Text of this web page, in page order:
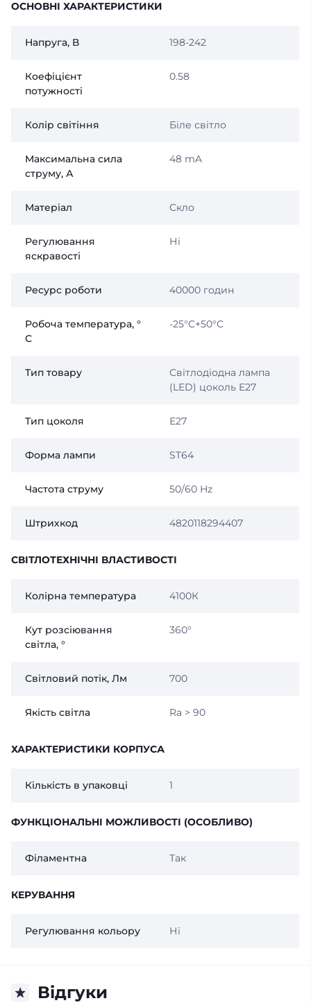
ОСНОВНІ ХАРАКТЕРИСТИКИ
Напруга, В 198-242
Коефіцієнт
потужності
0.58
Колір світіння Біле світло
Максимальна сила
струму, А
48 mA
Матеріал Скло
Регулювання
яскравості
Ні
Ресурс роботи 40000 годин
Робоча температура, °
С
-25°C+50°С
Тип товару
Світлодіодна лампа
(LED) цоколь E27
Тип цоколя Е27
Форма лампи ST64
Частота струму 50/60 Hz
Штрихкод 4820118294407
СВІТЛОТЕХНІЧНІ ВЛАСТИВОСТІ
Колірна температура 4100К
Кут розсіювання
світла, °
360°
Світловий потік, Лм 700
Якість світла Ra > 90
ХАРАКТЕРИСТИКИ КОРПУСА
Кількість в упаковці 1
ФУНКЦІОНАЛЬНІ МОЖЛИВОСТІ (ОСОБЛИВО)
Філаментна Так
КЕРУВАННЯ
Регулювання кольору Ні
Відгуки